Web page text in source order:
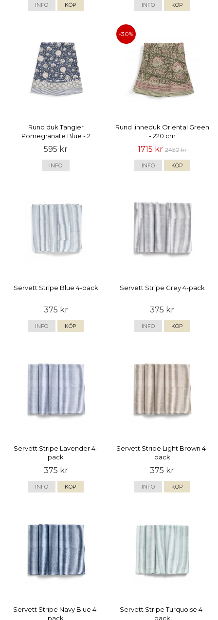
INFO KÖP INFO KÖP
Rund duk Tangier
Pomegranate Blue - 2
storlekar
595 kr
INFO
-30%
Rund linneduk Oriental Green
- 220 cm
1715 kr 2450 kr
INFO KÖP
Servett Stripe Blue 4-pack
375 kr
INFO KÖP
Servett Stripe Grey 4-pack
375 kr
INFO KÖP
Servett Stripe Lavender 4-
pack
375 kr
INFO KÖP
Servett Stripe Light Brown 4-
pack
375 kr
INFO KÖP
Servett Stripe Navy Blue 4-
pack
Servett Stripe Turquoise 4-
pack